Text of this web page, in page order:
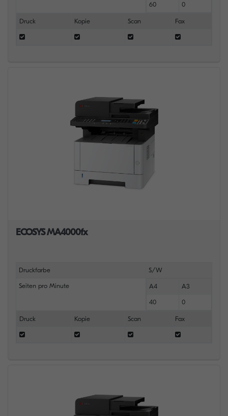
60 0
Druck Kopie Scan Fax
ECOSYS MA4000fx
Druckfarbe S/W
Seiten pro Minute A4 A3
40 0
Druck Kopie Scan Fax